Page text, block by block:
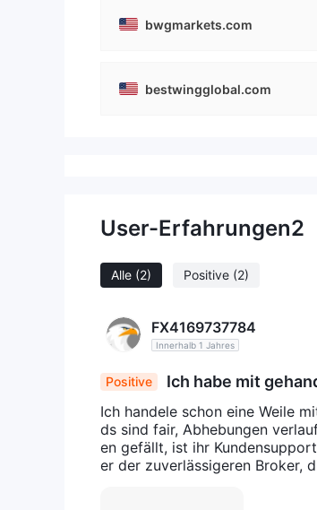
bwgmarkets.com
bestwingglobal.com
User-Erfahrungen2
Alle (2) Positive (2)
FX4169737784
Innerhalb 1 Jahres
Positive Ich habe mit
Ich handele schon eine Weile
ds sind fair, Abhebungen
en gefällt, ist ihr
er der zuverlässigeren Broker,